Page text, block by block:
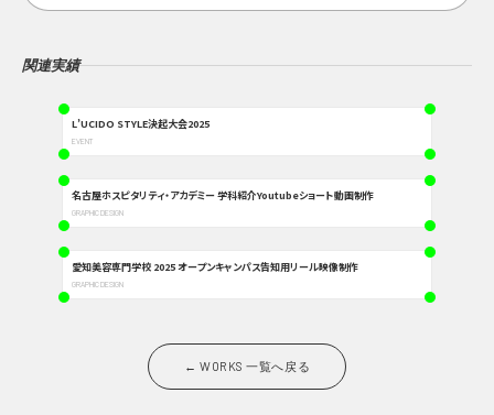
関連実績
L’UCIDO STYLE決起大会2025
EVENT
名古屋ホスピタリティ・アカデミー 学科紹介Youtubeショート動画制作
GRAPHIC DESIGN
愛知美容専門学校 2025 オープンキャンパス告知用リール映像制作
GRAPHIC DESIGN
← WORKS 一覧へ戻る